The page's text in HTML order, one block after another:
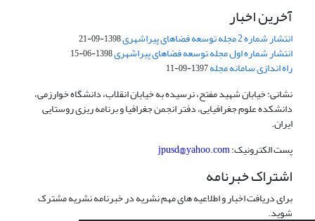
آخرین اخبار
انتشار شماره 2 مجله توسعه فضاهای پیراشهری 1398-09-21
انتشار شماره اول مجله توسعه فضاهای پیراشهری1398-06-15
راه اندازی سامانه مجله1397-09-11
نشانی: خیابان شهید مفتح، نرسیده به خیابان انقلاب، دانشگاه خوارزمی،
دانشکده علوم جغرافیایی، دفتر انجمن جغرافیا و برنامه ریزی روستایی
ایران.
پست الکترونیک:jpusd@yahoo.com
اشتراک خبرنامه
برای دریافت اخبار و اطلاعیه های مهم نشریه در خبرنامه نشریه مشترک
شوید.